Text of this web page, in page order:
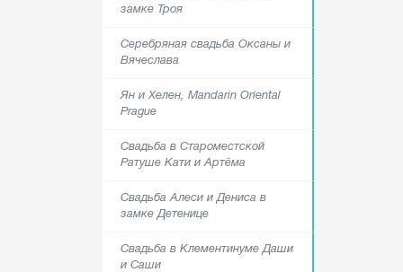
замке Троя
Серебряная свадьба Оксаны и
Вячеслава
Ян и Хелен, Mandarin Oriental
Prague
Свадьба в Староместской
Ратуше Кати и Артёма
Свадьба Алеси и Дениса в
замке Детенице
Свадьба в Клементинуме Даши
и Саши